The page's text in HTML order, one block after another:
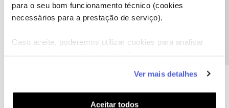
para o seu bom funcionamento técnico (cookies
necessários para a prestação de serviço).
Caso aceite, poderemos utilizar cookies para analisar
funcionalidades (cookies de personalização e
funcionalidade) e adaptar anúncios aos seus interesses
(cookies de publicidade personalizada). Pode gerir a
Ver mais detalhes
Aceitar todos
Hall of Fame de julho